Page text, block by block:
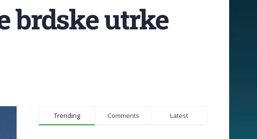
brdske utrke
Trending Comments Latest